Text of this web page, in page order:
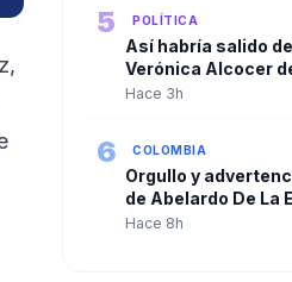
más de $250.000
5 POLÍTICA
Así habría salido
Verónica Alcocer
Gustavo Petro la
Hace 3h
6 COLOMBIA
Orgullo y
de Abelardo De La
habla tras la
Hace 8h